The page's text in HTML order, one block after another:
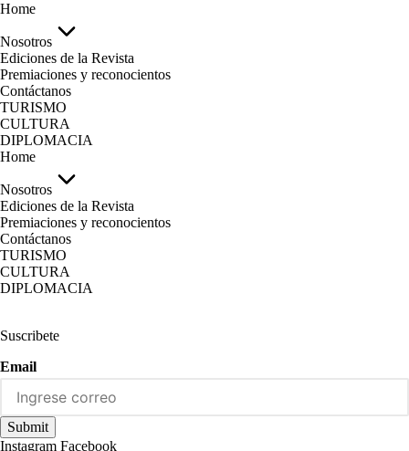
Home
Nosotros
Ediciones de la Revista
Premiaciones y reconocientos
Contáctanos
TURISMO
CULTURA
DIPLOMACIA
Home
Nosotros
Ediciones de la Revista
Premiaciones y reconocientos
Contáctanos
TURISMO
CULTURA
DIPLOMACIA
Suscribete
Email
Submit
Instagram Facebook